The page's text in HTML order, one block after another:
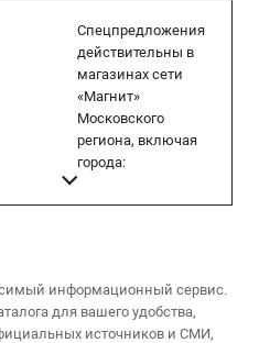
Спецпредложения
действительны в
магазинах сети
«Магнит»
Московского
региона, включая
города:
информационный сервис.
для вашего удобства,
источников и СМИ,